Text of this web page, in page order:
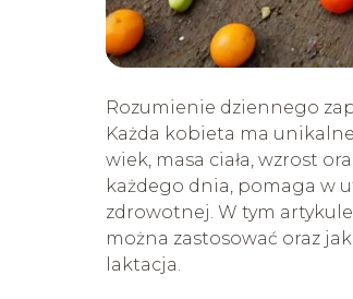
Rozumienie dziennego
Każda kobieta ma
wiek, masa ciała, wzrost
każdego dnia, pomaga w
zdrowotnej. W tym
można zastosować oraz
laktacja.